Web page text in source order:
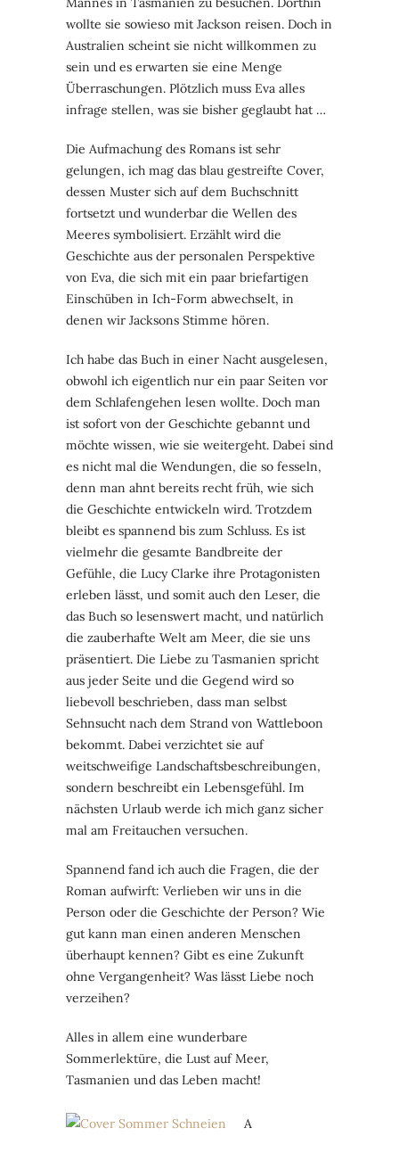
wollte sie sowieso mit Jackson reisen. Doch in
Australien scheint sie nicht willkommen zu
sein und es erwarten sie eine Menge
Überraschungen. Plötzlich muss Eva alles
infrage stellen, was sie bisher geglaubt hat …
Die Aufmachung des Romans ist sehr
gelungen, ich mag das blau gestreifte Cover,
dessen Muster sich auf dem Buchschnitt
fortsetzt und wunderbar die Wellen des
Meeres symbolisiert. Erzählt wird die
Geschichte aus der personalen Perspektive
von Eva, die sich mit ein paar briefartigen
Einschüben in Ich-Form abwechselt, in
denen wir Jacksons Stimme hören.
Ich habe das Buch in einer Nacht ausgelesen,
obwohl ich eigentlich nur ein paar Seiten vor
dem Schlafengehen lesen wollte. Doch man
ist sofort von der Geschichte gebannt und
möchte wissen, wie sie weitergeht. Dabei sind
es nicht mal die Wendungen, die so fesseln,
denn man ahnt bereits recht früh, wie sich
die Geschichte entwickeln wird. Trotzdem
bleibt es spannend bis zum Schluss. Es ist
vielmehr die gesamte Bandbreite der
Gefühle, die Lucy Clarke ihre Protagonisten
erleben lässt, und somit auch den Leser, die
das Buch so lesenswert macht, und natürlich
die zauberhafte Welt am Meer, die sie uns
präsentiert. Die Liebe zu Tasmanien spricht
aus jeder Seite und die Gegend wird so
liebevoll beschrieben, dass man selbst
Sehnsucht nach dem Strand von Wattleboon
bekommt. Dabei verzichtet sie auf
weitschweifige Landschaftsbeschreibungen,
sondern beschreibt ein Lebensgefühl. Im
nächsten Urlaub werde ich mich ganz sicher
mal am Freitauchen versuchen.
Spannend fand ich auch die Fragen, die der
Roman aufwirft: Verlieben wir uns in die
Person oder die Geschichte der Person? Wie
gut kann man einen anderen Menschen
überhaupt kennen? Gibt es eine Zukunft
ohne Vergangenheit? Was lässt Liebe noch
verzeihen?
Alles in allem eine wunderbare
Sommerlektüre, die Lust auf Meer,
Tasmanien und das Leben macht!
A